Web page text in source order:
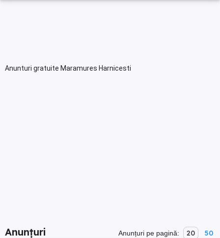
Anunturi gratuite Maramures Harnicesti
Anunțuri Anunțuri pe pagină: 20 50